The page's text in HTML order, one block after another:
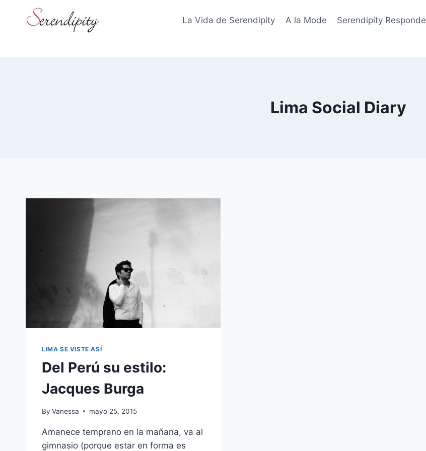
La Vida de Serendipity A la Mode Serendipity Responde
Lima Social Diary
LIMA SE VISTE ASÍ
Del Perú su estilo:
Jacques Burga
By Vanessa mayo 25, 2015
Amanece temprano en la mañana, va al
gimnasio (porque estar en forma es